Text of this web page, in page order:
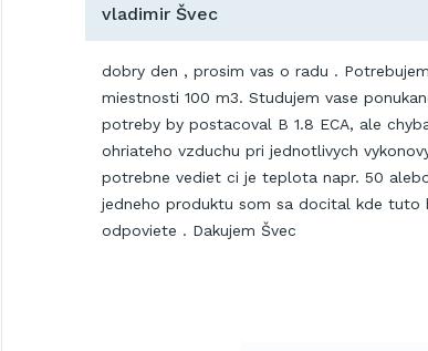
vladimir Švec
dobry den , prosim vas o radu .
miestnosti 100 m3. Studujem vase
potreby by postacoval B 1.8 ECA, ale
ohriateho vzduchu pri jednotlivych
potrebne vediet ci je teplota napr. 50
jedneho produktu som sa docital kde tuto
odpoviete . Dakujem Švec